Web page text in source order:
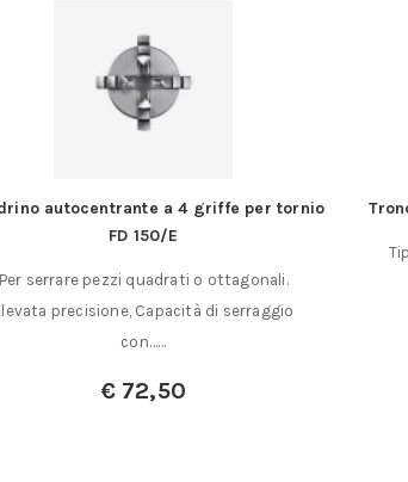
Tronchese in acciaio inox con taglio frontale
mm 1,4……